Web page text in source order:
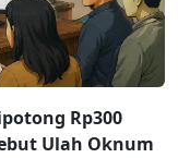
Rp300
Ulah Oknum